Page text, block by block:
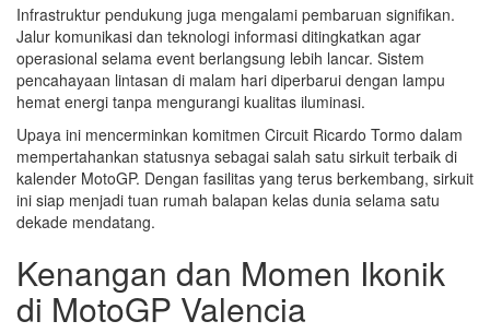
Infrastruktur pendukung juga mengalami pembaruan signifikan.
Jalur komunikasi dan teknologi informasi ditingkatkan agar
operasional selama event berlangsung lebih lancar. Sistem
pencahayaan lintasan di malam hari diperbarui dengan lampu
hemat energi tanpa mengurangi kualitas iluminasi.
Upaya ini mencerminkan komitmen Circuit Ricardo Tormo dalam
mempertahankan statusnya sebagai salah satu sirkuit terbaik di
kalender MotoGP. Dengan fasilitas yang terus berkembang, sirkuit
ini siap menjadi tuan rumah balapan kelas dunia selama satu
dekade mendatang.
Kenangan dan Momen Ikonik
di MotoGP Valencia